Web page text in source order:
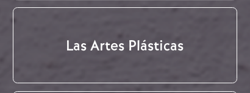
Las Artes Plásticas